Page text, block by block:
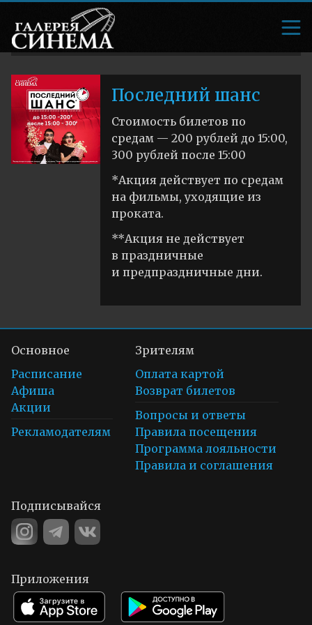
Последний шанс
Стоимость билетов по
средам — 200 рублей до 15:00,
300 рублей после 15:00
*Акция действует по средам
на фильмы, уходящие из
проката.
**Акция не действует
в праздничные
и предпраздничные дни.
Основное
Расписание
Афиша
Акции
Рекламодателям
Зрителям
Оплата картой
Возврат билетов
Вопросы и ответы
Правила посещения
Программа лояльности
Правила и соглашения
Подписывайся
Приложения